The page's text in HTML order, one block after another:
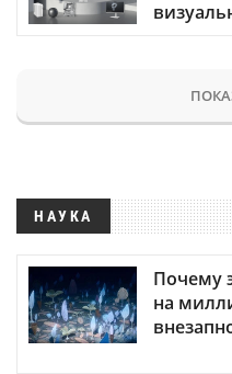
НАУКА
Почему
на